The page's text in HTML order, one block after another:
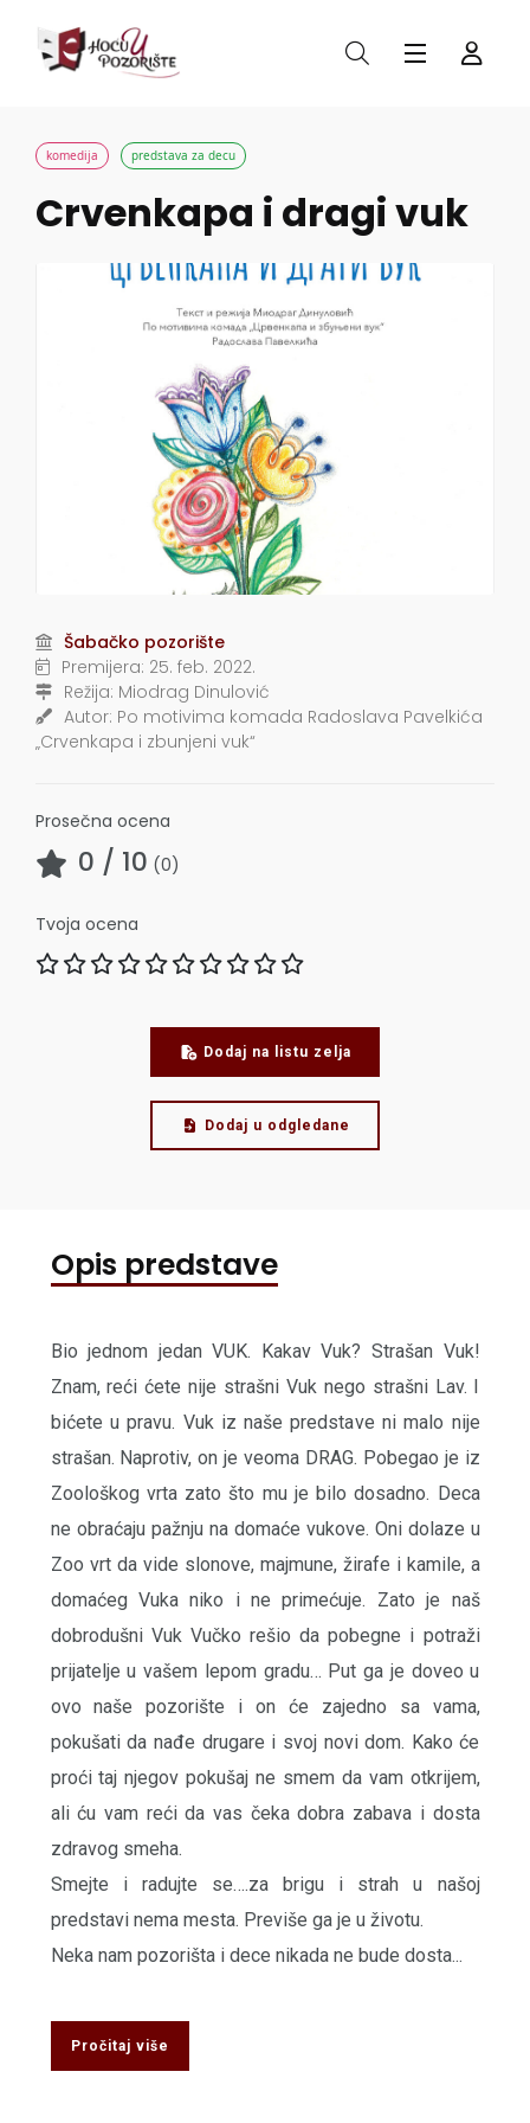
komedija predstava za decu
Crvenkapa i dragi vuk
Šabačko pozorište
Premijera: 25. feb. 2022.
Režija: Miodrag Dinulović
Autor: Po motivima komada Radoslava Pavelkića
„Crvenkapa i zbunjeni vuk“
Prosečna ocena
0 / 10 (0)
Tvoja ocena
Dodaj na listu zelja
Dodaj u odgledane
Opis predstave
Bio jednom jedan VUK. Kakav Vuk? Strašan Vuk!
Znam, reći ćete nije strašni Vuk nego strašni Lav. I
bićete u pravu. Vuk iz naše predstave ni malo nije
strašan. Naprotiv, on je veoma DRAG. Pobegao je iz
Zoološkog vrta zato što mu je bilo dosadno. Deca
ne obraćaju pažnju na domaće vukove. Oni dolaze u
Zoo vrt da vide slonove, majmune, žirafe i kamile, a
domaćeg Vuka niko i ne primećuje. Zato je naš
dobrodušni Vuk Vučko rešio da pobegne i potraži
prijatelje u vašem lepom gradu… Put ga je doveo u
ovo naše pozorište i on će zajedno sa vama,
pokušati da nađe drugare i svoj novi dom. Kako će
proći taj njegov pokušaj ne smem da vam otkrijem,
ali ću vam reći da vas čeka dobra zabava i dosta
zdravog smeha.
Smejte i radujte se….za brigu i strah u našoj
predstavi nema mesta. Previše ga je u životu.
Neka nam pozorišta i dece nikada ne bude dosta...
Pročitaj više